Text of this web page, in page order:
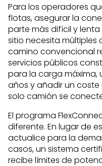
Para los operadores
flotas, asegurar la
parte más difícil y
sitio necesita múltiples
camino convencional
servicios públicos
para la carga máxima,
años y añadir un
solo camión se
El programa
diferente. En lugar de
actualice para la
casos, un sistema
recibe límites de